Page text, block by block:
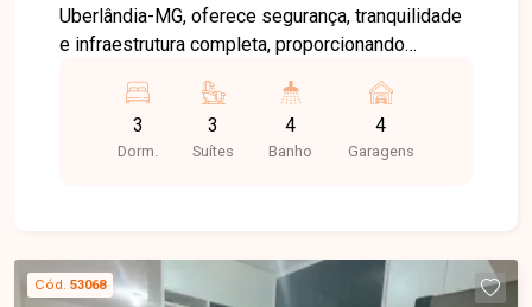
Uberlândia-MG, oferece segurança, tranquilidade
e infraestrutura completa, proporcionando
família. Com localização privilegiada e fácil
acesso às principais vias da cidade, é uma
excelente opção para quem busca morar em um
com closet, banheiro social, cozinha com balcão,
área de serviço e excelente área gourmet com
3
Dorm.
3
Suítes
4
Banho
4
Garagens
Cód. 53068